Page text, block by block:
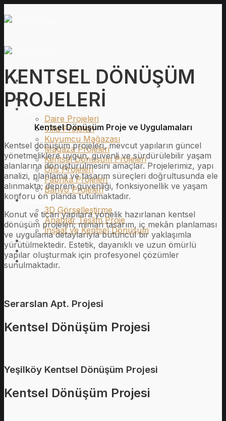
atla
Ana Sayfa
Projeler
Daire Projeleri
Villa Projeleri
Kuyumcu Mağazası
Mağaza Projeleri
Kentsel Dönüşüm Projeleri
Ofis Projeleri
Fabrika Projeleri
Banyo Projeleri
Hizmetler
3D Görselleştirme
Anahtar Teslim Proje
İnşaat ve Kentsel Dönüşüm
Kurumsal
Blog
İletişim
KENTSEL DÖNÜŞÜM
PROJELERİ
Kentsel Dönüşüm Proje ve Uygulamaları
Kentsel dönüşüm projeleri, mevcut yapıların güncel
yönetmeliklere uygun, güvenli ve sürdürülebilir yaşam
alanlarına dönüştürülmesini amaçlar. Projelerimiz, yapı
analizi, planlama ve tasarım süreçleri doğrultusunda ele
alınmakta; deprem güvenliği, fonksiyonellik ve yaşam
konforu ön planda tutulmaktadır.
Konut ve ticari yapılara yönelik hazırlanan kentsel
dönüşüm projeleri; mimari tasarım, iç mekân planlaması
ve uygulama detaylarıyla bütüncül bir yaklaşımla
yürütülmektedir. Estetik, dayanıklı ve uzun ömürlü
yapılar oluşturmak için profesyonel çözümler
sunulmaktadır.
Serarslan Apt. Projesi
Kentsel Dönüşüm Projesi
Yeşilköy Kentsel Dönüşüm Projesi
Kentsel Dönüşüm Projesi